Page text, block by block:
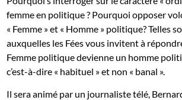
femme en politique ? Pourquoi opposer
« Femme » et « Homme » politique? Telles
auxquelles les Fées vous invitent à
Femme politique devienne un homme
c’est-à-dire « habituel » et non « banal ».
Il sera animé par un journaliste télé,